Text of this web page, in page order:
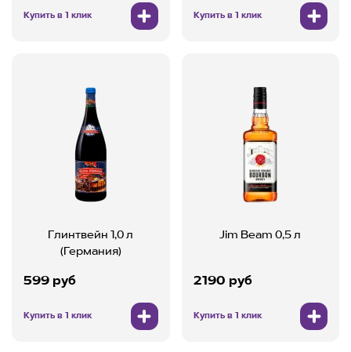
Купить в 1 клик Купить в 1 клик
Глинтвейн 1,0 л
(Германия)
599 руб
Купить в 1 клик
Jim Beam 0,5 л
2190 руб
Купить в 1 клик